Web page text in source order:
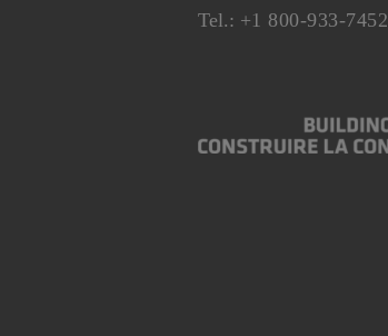
Tel.: +1 800-933-7452